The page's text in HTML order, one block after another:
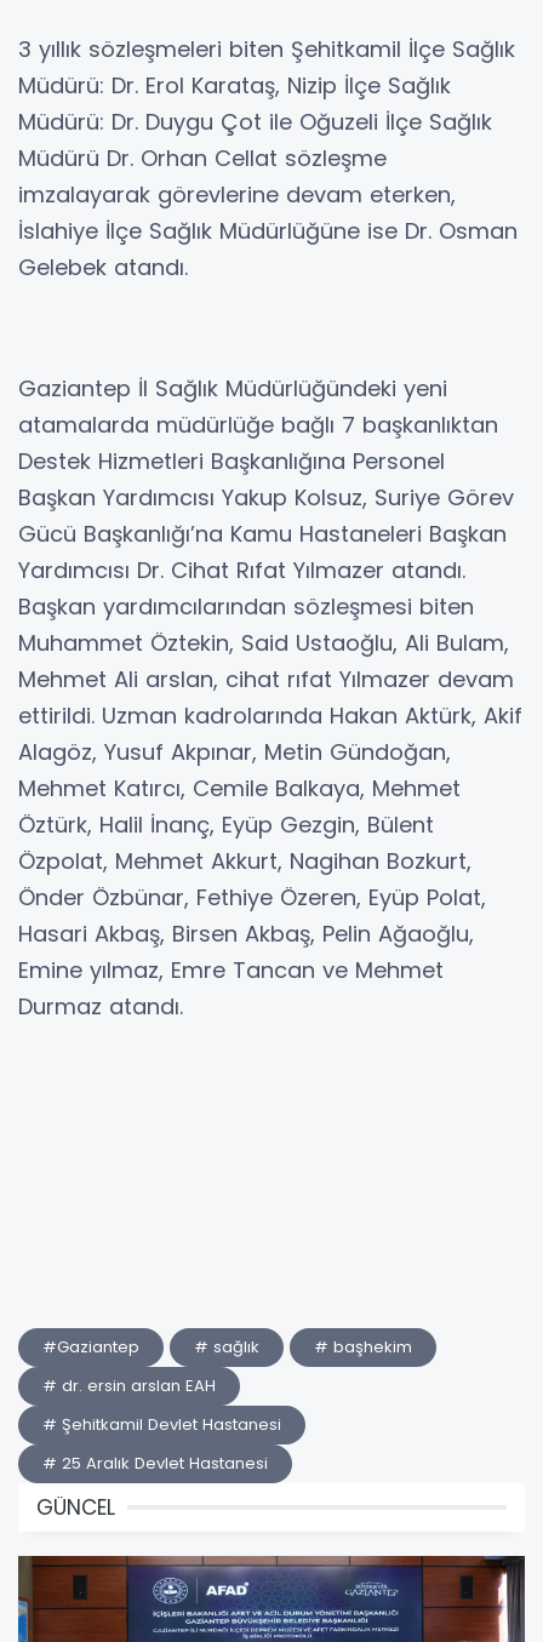
3 yıllık sözleşmeleri biten Şehitkamil İlçe Sağlık
Müdürü: Dr. Erol Karataş, Nizip İlçe Sağlık
Müdürü: Dr. Duygu Çot ile Oğuzeli İlçe Sağlık
Müdürü Dr. Orhan Cellat sözleşme
imzalayarak görevlerine devam eterken,
İslahiye İlçe Sağlık Müdürlüğüne ise Dr. Osman
Gelebek atandı.
Gaziantep İl Sağlık Müdürlüğündeki yeni
atamalarda müdürlüğe bağlı 7 başkanlıktan
Destek Hizmetleri Başkanlığına Personel
Başkan Yardımcısı Yakup Kolsuz, Suriye Görev
Gücü Başkanlığı’na Kamu Hastaneleri Başkan
Yardımcısı Dr. Cihat Rıfat Yılmazer atandı.
Başkan yardımcılarından sözleşmesi biten
Muhammet Öztekin, Said Ustaoğlu, Ali Bulam,
Mehmet Ali arslan, cihat rıfat Yılmazer devam
ettirildi. Uzman kadrolarında Hakan Aktürk, Akif
Alagöz, Yusuf Akpınar, Metin Gündoğan,
Mehmet Katırcı, Cemile Balkaya, Mehmet
Öztürk, Halil İnanç, Eyüp Gezgin, Bülent
Özpolat, Mehmet Akkurt, Nagihan Bozkurt,
Önder Özbünar, Fethiye Özeren, Eyüp Polat,
Hasari Akbaş, Birsen Akbaş, Pelin Ağaoğlu,
Emine yılmaz, Emre Tancan ve Mehmet
Durmaz atandı.
#Gaziantep # sağlık
# başhekim
# dr. ersin arslan EAH
# Şehitkamil Devlet Hastanesi
# 25 Aralık Devlet Hastanesi
GÜNCEL